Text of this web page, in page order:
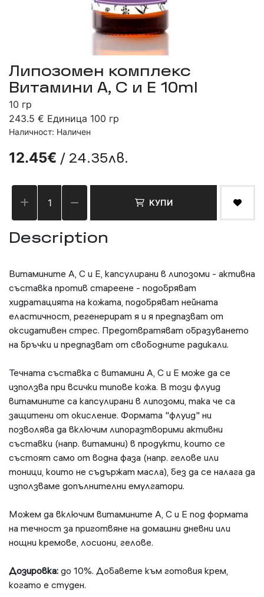
Липозомен комплекс
Витамини А, С и Е 10ml
10 гр
243.5 € Единица 100 гр
Наличност: Наличен
12.45€ / 24.35лв.
КУПИ
Description
Витамините А, С и Е, капсулирани в липозоми - активна
съставка против стареене - подобряват
хидратацията на кожата, подобряват нейната
еластичност, регенерират я и я предпазват от
оксидативен стрес. Предотвратяват образуването
на бръчки и предпазват от свободните радикали.
Течната съставка с витамини А, С и Е може да се
използва при всички типове кожа. В този флуид
витамините са капсулирани в липозоми, така че са
защитени от окисление. Формата "флуид" ни
позволява да включим липоразтворими активни
съставки (напр. витамини) в продукти, които се
състоят само от водна фаза (напр. гелове или
тоници, които не съдържат масла), без да се налага да
използваме допълнителни емулгатори.
Можем да включим витамините А, С и Е под формата
на течност за приготвяне на домашни дневни или
нощни кремове, лосиони, гелове.
Дозировка: до 10%. Добавете към готовия крем,
когато е студен.